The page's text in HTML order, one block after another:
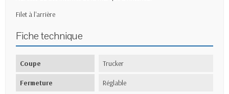
Filet à l'arrière
Fiche technique
Coupe Trucker
Fermeture Réglable